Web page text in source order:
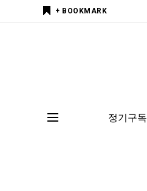
+ BOOKMARK
정기구독